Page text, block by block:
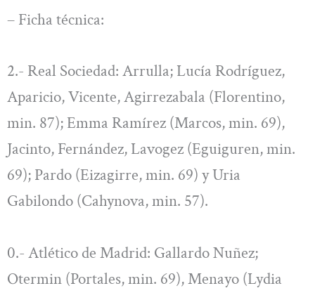
– Ficha técnica:
2.- Real Sociedad: Arrulla; Lucía Rodríguez,
Aparicio, Vicente, Agirrezabala (Florentino,
min. 87); Emma Ramírez (Marcos, min. 69),
Jacinto, Fernández, Lavogez (Eguiguren, min.
69); Pardo (Eizagirre, min. 69) y Uria
Gabilondo (Cahynova, min. 57).
0.- Atlético de Madrid: Gallardo Nuñez;
Otermin (Portales, min. 69), Menayo (Lydia